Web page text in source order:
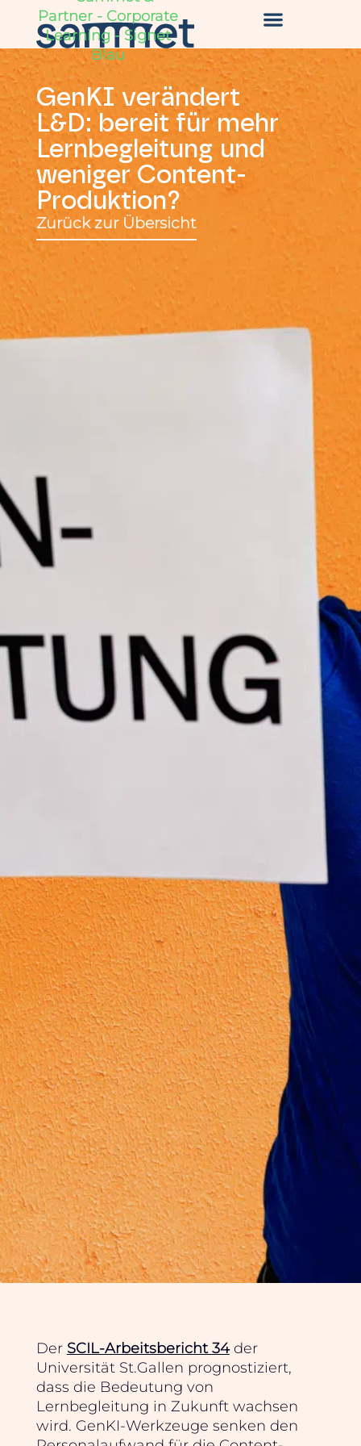
GenKI verändert
L&D: bereit für mehr
Lernbegleitung und
weniger Content-
Produktion?
Zurück zur Übersicht
Der SCIL-Arbeitsbericht 34der
Universität St.Gallen prognostiziert,
dass die Bedeutung von
Lernbegleitung in Zukunft wachsen
wird. GenKI-Werkzeuge senken den